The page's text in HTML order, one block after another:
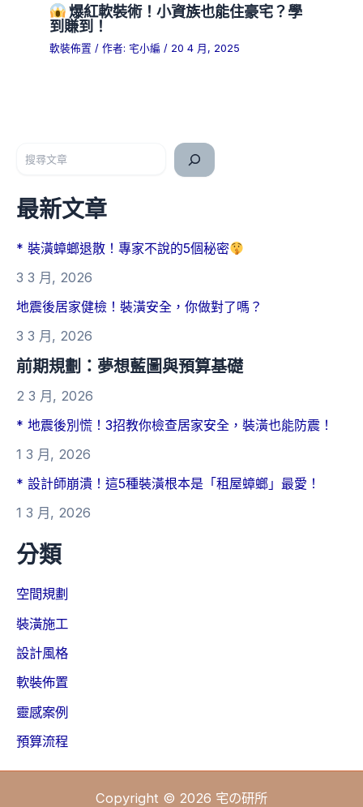
爆紅軟裝術！小資族也能住豪宅？學
到賺到！
軟裝佈置 / 作者: 宅小編/ 20 4 月, 2025
最新文章
* 裝潢蟑螂退散！專家不說的5個秘密
3 3 月, 2026
地震後居家健檢！裝潢安全，你做對了嗎？
3 3 月, 2026
前期規劃：夢想藍圖與預算基礎
2 3 月, 2026
* 地震後別慌！3招教你檢查居家安全，裝潢也能防震！
1 3 月, 2026
* 設計師崩潰！這5種裝潢根本是「租屋蟑螂」最愛！
1 3 月, 2026
分類
空間規劃
裝潢施工
設計風格
軟裝佈置
靈感案例
預算流程
Copyright © 2026 宅の研所